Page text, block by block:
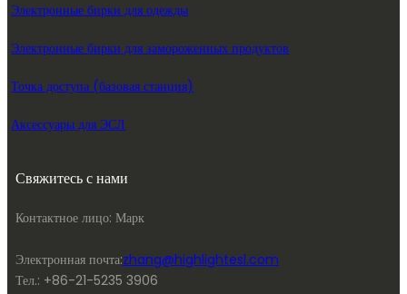
Электронные бирки для одежды
Электронные бирки для замороженных продуктов
Точка доступа (базовая станция)
Аксессуары для ЭСЛ
Свяжитесь с нами
Контактное лицо: Марк
Электронная почта:zhang@highlightesl.com
Тел.: +86-21-5235 3906